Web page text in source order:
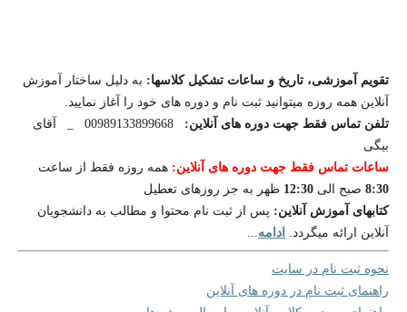
تقویم آموزشی، تاریخ و ساعات تشکیل کلاسها: به دلیل ساختار آموزش
آنلاین همه روزه میتوانید ثبت نام و دوره های خود را آغاز نمایید.
تلفن تماس فقط جهت دوره های آنلاین:
00989133899668 _ آقای
بیگی
ساعات تماس فقط جهت دوره های آنلاین: همه روزه فقط از ساعت
8:30صبح الی 12:30 ظهر به جز روزهای تعطیل
کتابهای آموزش آنلاین: پس از ثبت نام محتوا و مطالب به دانشجویان
آنلاین ارائه میگردد. ادامه...
نحوه ثبت نام در سایت
راهنمای ثبت نام در دوره های آنلاین